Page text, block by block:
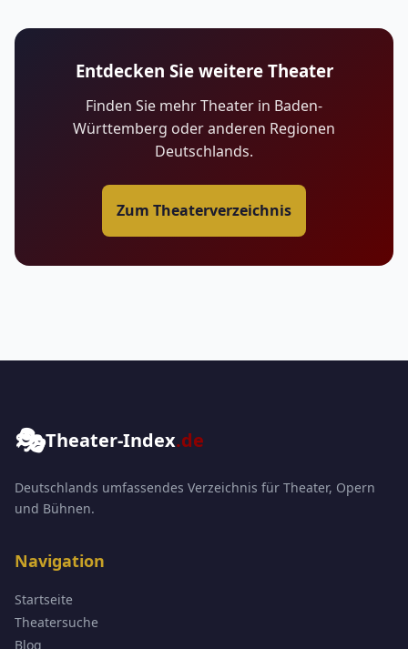
Entdecken Sie weitere Theater
Finden Sie mehr Theater in Baden-
Württemberg oder anderen Regionen
Deutschlands.
Zum Theaterverzeichnis
🎭Theater-Index.de
Deutschlands umfassendes Verzeichnis für Theater, Opern
und Bühnen.
Navigation
Startseite
Theatersuche
Blog